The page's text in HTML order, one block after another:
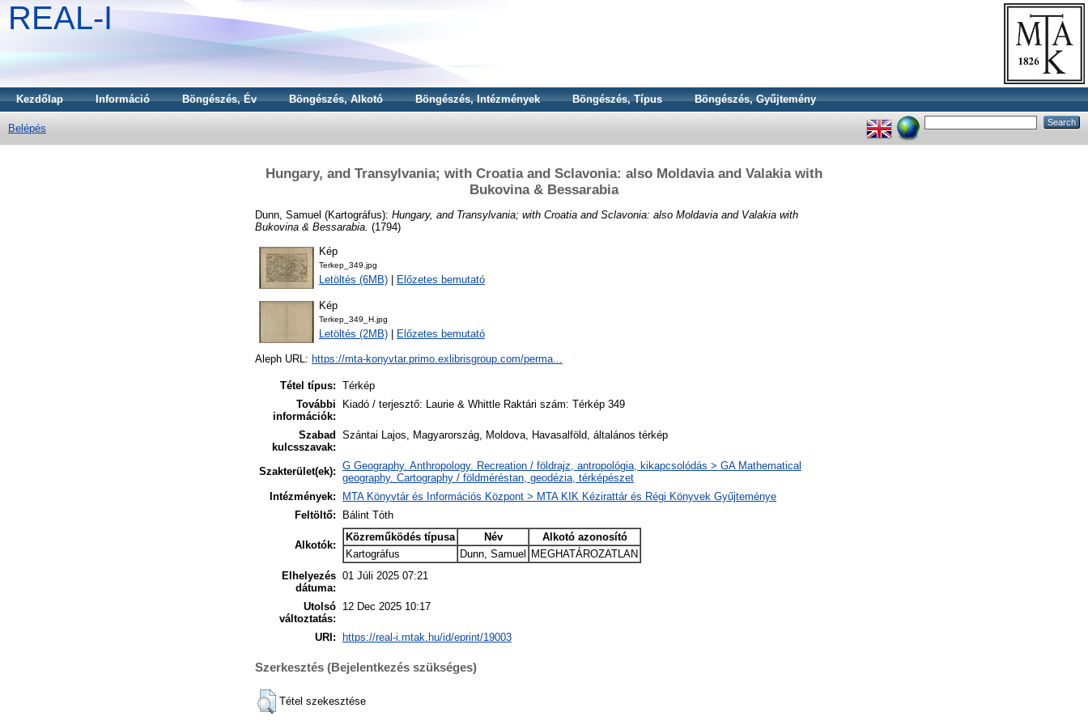
REAL-I
Kezdőlap Információ Böngészés, Év Böngészés, Alkotó Böngészés, Intézmények Böngészés, Típus Böngészés, Gyűjtemény
Belépés
Hungary, and Transylvania; with Croatia and Sclavonia: also Moldavia and Valakia with
Bukovina & Bessarabia
Dunn, Samuel (Kartográfus): Hungary, and Transylvania; with Croatia and Sclavonia: also Moldavia and Valakia with
Bukovina & Bessarabia. (1794)
Kép
Terkep_349.jpg
Letöltés (6MB) Előzetes bemutató
Kép
Terkep_349_H.jpg
Letöltés (2MB) Előzetes bemutató
Aleph URL: https://mta-konyvtar.primo.exlibrisgroup.com/perma...
Tétel típus: Térkép
További
információk:
Kiadó / terjesztő: Laurie & Whittle Raktári szám: Térkép 349
Szabad
kulcsszavak:
Szántai Lajos, Magyarország, Moldova, Havasalföld, általános térkép
Szakterület(ek): G Geography. Anthropology. Recreation / földrajz, antropológia, kikapcsolódás > GA Mathematical
geography. Cartography / földméréstan, geodézia, térképészet
Intézmények:
MTA Könyvtár és Információs Központ > MTA KIK Kézirattár és Régi Könyvek Gyűjteménye
Feltöltő:
Bálint Tóth
Alkotók:
Közreműködés típusa Név
Alkotó azonosító
Kartográfus
Dunn, Samuel
MEGHATÁROZATLAN
Elhelyezés
dátuma:
01 Júli 2025 07:21
Utolsó
változtatás:
12 Dec 2025 10:17
URI: https://real-i.mtak.hu/id/eprint/19003
Szerkesztés (Bejelentkezés szükséges)
Tétel szekesztése